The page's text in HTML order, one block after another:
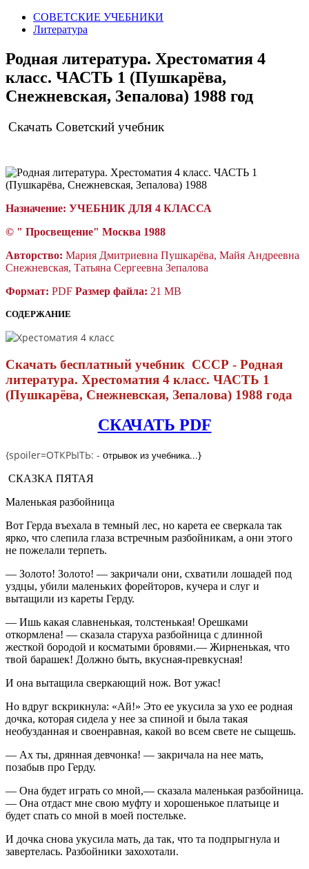
СОВЕТСКИЕ УЧЕБНИКИ
Литература
Родная литература. Хрестоматия 4
класс. ЧАСТЬ 1 (Пушкарёва,
Снежневская, Зепалова) 1988 год
Скачать Советский учебник
Назначение: УЧЕБНИК ДЛЯ 4 КЛАССА
© " Просвещение" Москва 1988
Авторство: Мария Дмитриевна Пушкарёва, Майя Андреевна
Снежневская, Татьяна Сергеевна Зепалова
Формат: PDF Размер файла: 21 MB
СОДЕРЖАНИЕ
Скачать бесплатный учебник СССР - Родная
литература. Хрестоматия 4 класс. ЧАСТЬ 1
(Пушкарёва, Снежневская, Зепалова) 1988 года
СКАЧАТЬ PDF
{spoiler=ОТКРЫТЬ: - отрывок из учебника...}
СКАЗКА ПЯТАЯ
Маленькая разбойница
Вот Герда въехала в темный лес, но карета ее сверкала так
ярко, что слепила глаза встречным разбойникам, а они этого
не пожелали терпеть.
— Золото! Золото! — закричали они, схватили лошадей под
уздцы, убили маленьких форейторов, кучера и слуг и
вытащили из кареты Герду.
— Ишь какая славненькая, толстенькая! Орешками
откормлена! — сказала старуха разбойница с длинной
жесткой бородой и косматыми бровями.— Жирненькая, что
твой барашек! Должно быть, вкусная-превкусная!
И она вытащила сверкающий нож. Вот ужас!
Но вдруг вскрикнула: «Ай!» Это ее укусила за ухо ее родная
дочка, которая сидела у нее за спиной и была такая
необузданная и своенравная, какой во всем свете не сыщешь.
— Ах ты, дрянная девчонка! — закричала на нее мать,
позабыв про Герду.
— Она будет играть со мной,— сказала маленькая разбойница.
— Она отдаст мне свою муфту и хорошенькое платьице и
будет спать со мной в моей постельке.
И дочка снова укусила мать, да так, что та подпрыгнула и
завертелась. Разбойники захохотали.